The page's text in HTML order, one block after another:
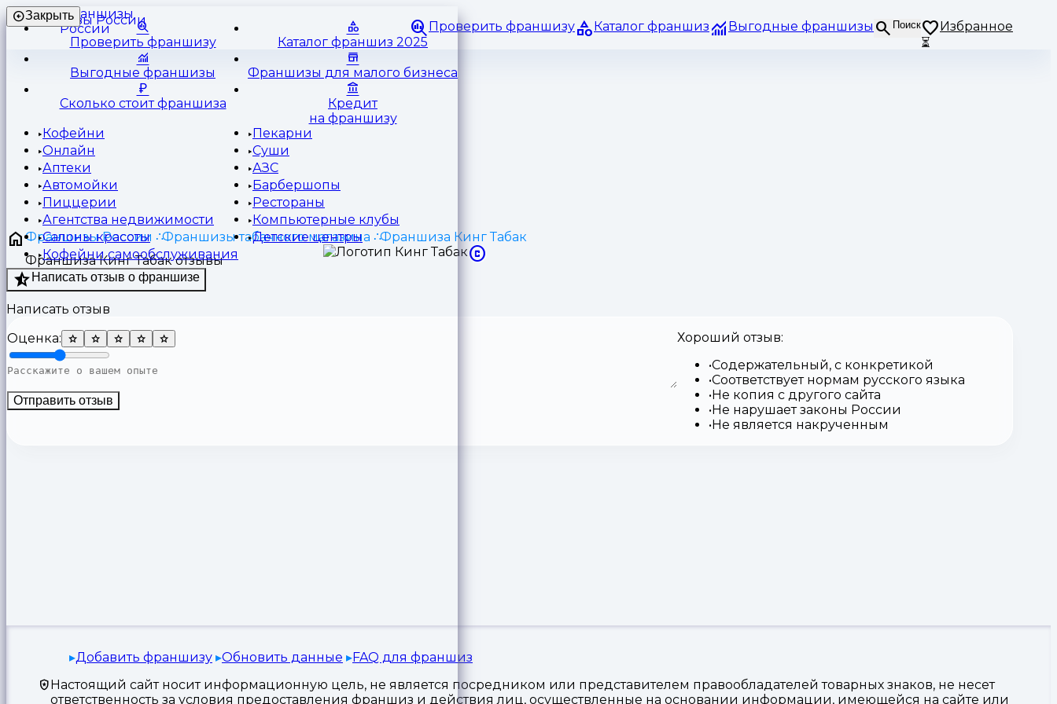
Франшизы
России
Проверить франшизу Каталог франшиз Выгодные франшизы Поиск
Избранное
⏳
Закрыть
Проверить франшизу Каталог франшиз 2025
Выгодные франшизы Франшизы для малого бизнеса
Сколько стоит франшиза
Кредит
на франшизу
Кофейни
Пекарни
Онлайн
Суши
Аптеки
АЗС
Автомойки
Барбершопы
Пиццерии
Рестораны
Агентства недвижимости
Компьютерные клубы
Салоны красоты
Детские центры
Кофейни самообслуживания
Франшизы России Франшизы табачного магазина
Франшиза Кинг Табак
Франшиза Кинг Табак отзывы
Написать отзыв о франшизе
Написать отзыв
Оценка:
Отправить отзыв
Хороший отзыв:
Содержательный, с конкретикой
Соответствует нормам русского языка
Не копия с другого сайта
Не нарушает законы России
Не является накрученным
Добавить франшизу Обновить данные
FAQ для франшиз
Настоящий сайт носит информационную цель, не является посредником или представителем правообладателей товарных знаков, не несет
ответственность за условия предоставления франшиз и действия лиц, осуществленные на основании информации, имеющейся на сайте или